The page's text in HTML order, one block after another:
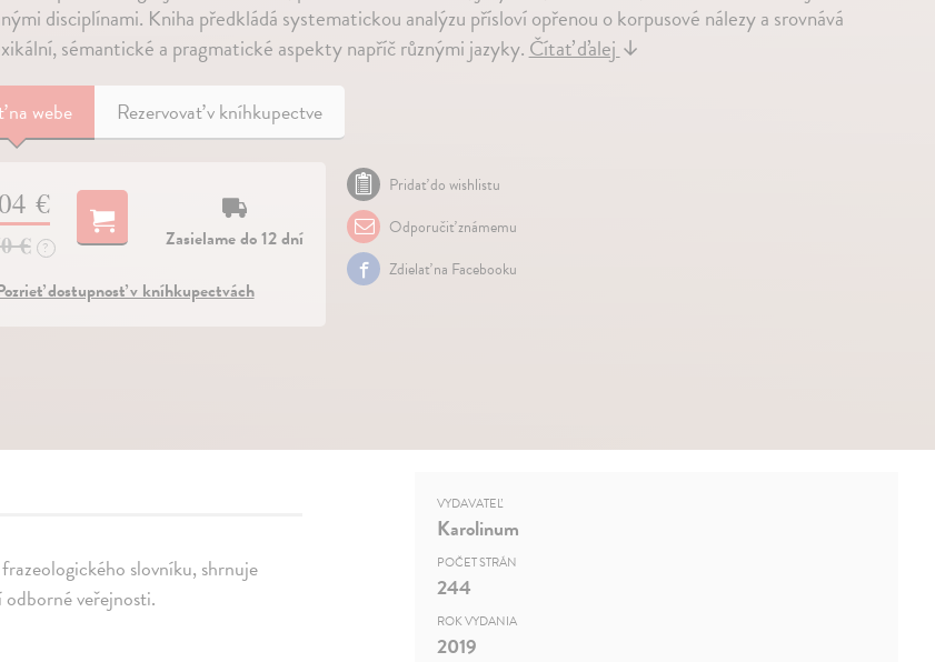
disciplínami. Kniha předkládá systematickou analýzu přísloví opřenou o korpusové nálezy a srovnává
sémantické a pragmatické aspekty napříč různými jazyky.Čítať ďalej↓
na webe Rezervovať v kníhkupectve
€
€ ?
Zasielame do 12 dní
dostupnosť v kníhkupectvách
Pridať do wishlistu
Odporučiť známemu
Zdielať na Facebooku
slovníku, shrnuje
veřejnosti.
VYDAVATEĽ
Karolinum
POČET STRÁN
244
ROK VYDANIA
2019